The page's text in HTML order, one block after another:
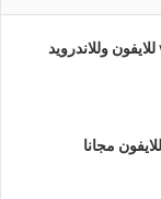
تنزيل برنامج فودو voodoo للايفون وللاندرويد